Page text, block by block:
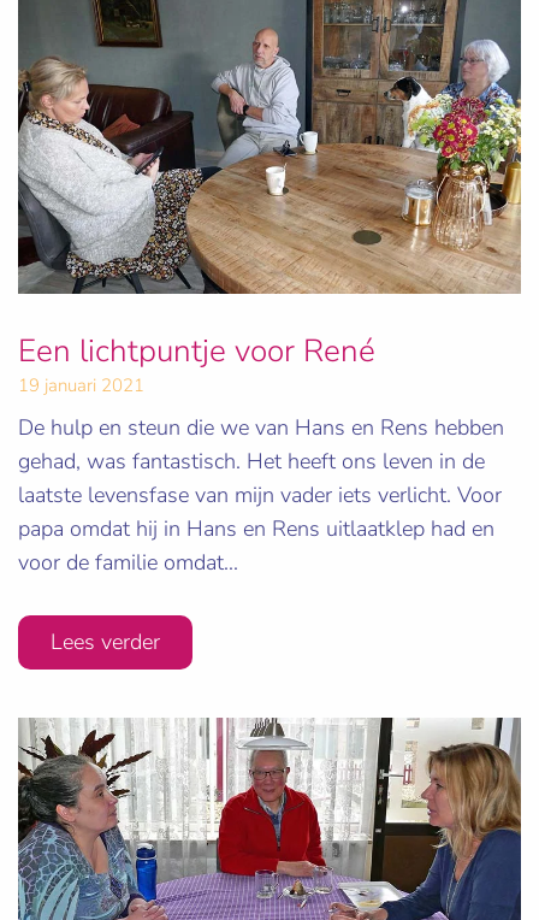
Een lichtpuntje voor René
19 januari 2021
De hulp en steun die we van Hans en Rens hebben
gehad, was fantastisch. Het heeft ons leven in de
laatste levensfase van mijn vader iets verlicht. Voor
papa omdat hij in Hans en Rens uitlaatklep had en
voor de familie omdat...
Lees verder